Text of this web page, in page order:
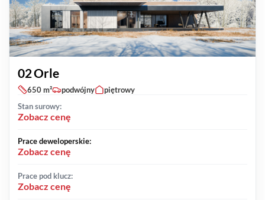
02 Orle
650 m² podwójny
piętrowy
Stan surowy:
Zobacz cenę
Prace deweloperskie:
Zobacz cenę
Prace pod klucz:
Zobacz cenę